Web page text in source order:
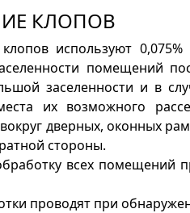
КЛОПОВ
используют
помещений
заселенности и в
их возможного
дверных, оконных
стороны.
всех помещений
проводят при